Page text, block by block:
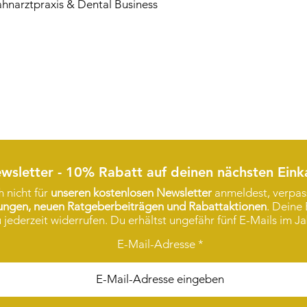
& Dental Business
- 10% Rabatt auf deinen nächsten
nicht für unseren kostenlosen Newsletter anmeldest,
neuen Ratgeberbeiträgen und Rabattaktionen. Deine
jederzeit widerrufen. Du erhältst ungefähr fünf E-Mails im
E-Mail-Adresse